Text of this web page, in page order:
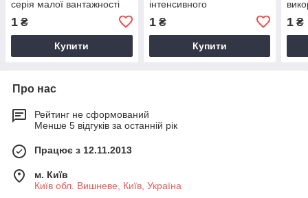
серія малої вантажності
1 ₴
Купити
інтенсивного
1₴
Купити
1 ₴
Про нас
Рейтинг не сформований
Менше 5 відгуків за останній рік
Працює з 12.11.2013
м. Київ
Київ обл. Вишневе, Київ, Україна